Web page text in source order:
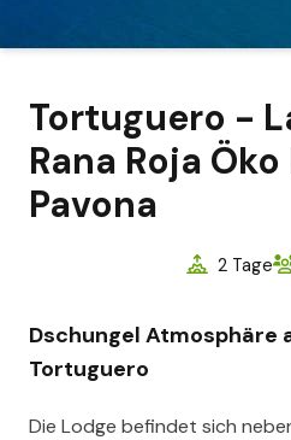
Tortuguero -
Rana Roja
Pavona
2 Tage
Dschungel Atmosphäre
Tortuguero
Die Lodge befindet sich